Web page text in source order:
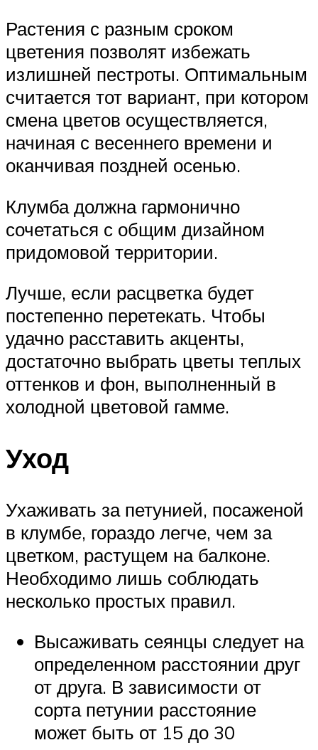
Растения с разным сроком
цветения позволят избежать
излишней пестроты. Оптимальным
считается тот вариант, при котором
смена цветов осуществляется,
начиная с весеннего времени и
оканчивая поздней осенью.
Клумба должна гармонично
сочетаться с общим дизайном
придомовой территории.
Лучше, если расцветка будет
постепенно перетекать. Чтобы
удачно расставить акценты,
достаточно выбрать цветы теплых
оттенков и фон, выполненный в
холодной цветовой гамме.
Уход
Ухаживать за петунией, посаженой
в клумбе, гораздо легче, чем за
цветком, растущем на балконе.
Необходимо лишь соблюдать
несколько простых правил.
Высаживать сеянцы следует на
определенном расстоянии друг
от друга. В зависимости от
сорта петунии расстояние
может быть от 15 до 30